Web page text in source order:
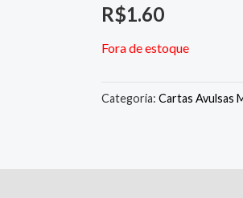
R$1.60
Fora de estoque
Categoria: Cartas Avulsas